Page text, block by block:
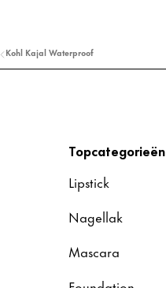
Kohl Kajal Waterproof
Topcategorieën
Lipstick
Nagellak
Mascara